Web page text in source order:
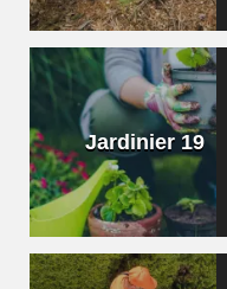
Jardinier 19